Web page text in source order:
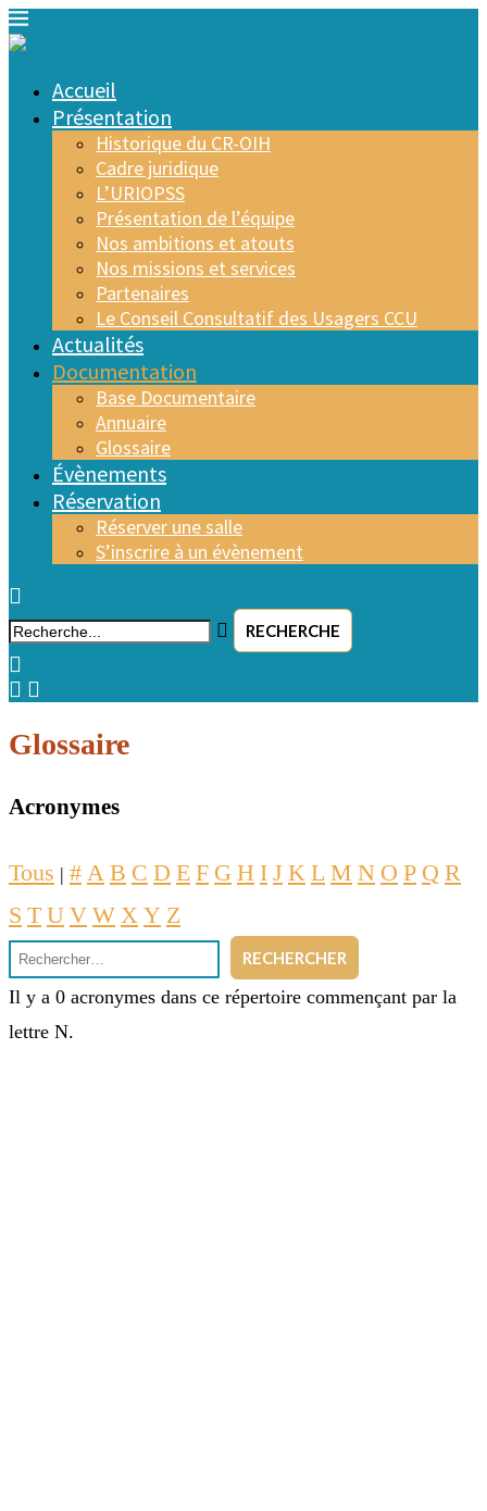
Accueil
Présentation
Historique du CR-OIH
Cadre juridique
L’URIOPSS
Présentation de l’équipe
Nos ambitions et atouts
Nos missions et services
Partenaires
Le Conseil Consultatif des Usagers CCU
Actualités
Documentation
Base Documentaire
Annuaire
Glossaire
Évènements
Réservation
Réserver une salle
S’inscrire à un évènement
RECHERCHE
Glossaire
Acronymes
Tous | # A B C D E F G H I J K L M N O P Q R
S T U V W X Y Z
Il y a 0 acronymes dans ce répertoire commençant par la
lettre N.